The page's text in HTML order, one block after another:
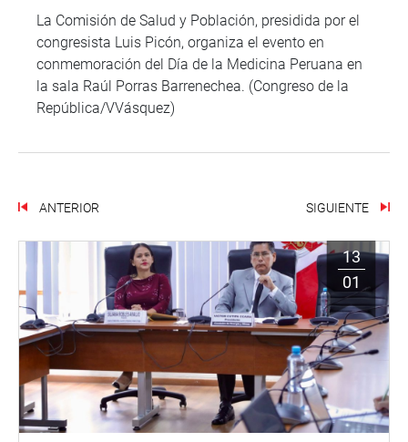
La Comisión de Salud y Población, presidida por el
congresista Luis Picón, organiza el evento en
conmemoración del Día de la Medicina Peruana en
la sala Raúl Porras Barrenechea. (Congreso de la
República/VVásquez)
ANTERIOR SIGUIENTE
13
01